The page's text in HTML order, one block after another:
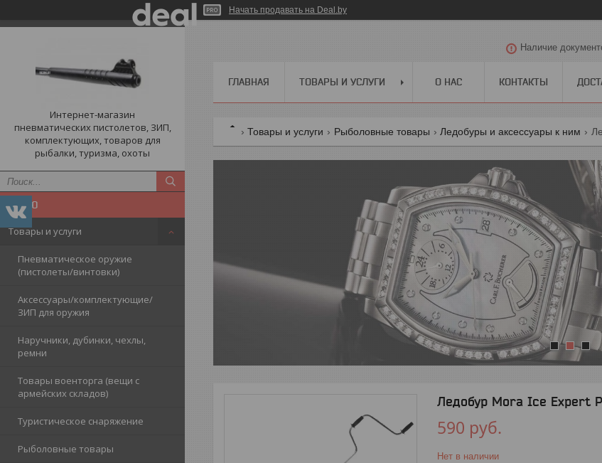
Начать продавать на Deal.by
Интернет-магазин
пневматических пистолетов, ЗИП,
комплектующих, товаров для
рыбалки, туризма, охоты
Товары и услуги
Пневматическое оружие
(пистолеты/винтовки)
Аксессуары/комплектующие/
ЗИП для оружия
Наручники, дубинки, чехлы,
ремни
Товары военторга (вещи с
армейских складов)
Туристическое снаряжение
Рыболовные товары
Наличие
ГЛАВНАЯ ТОВАРЫ И УСЛУГИ О НАС КОНТАКТЫ
Товары и услуги Рыболовные товары Ледобуры и аксессуары к ним
Ледобур Mora Ice Expert
590 руб.
Нет в наличии